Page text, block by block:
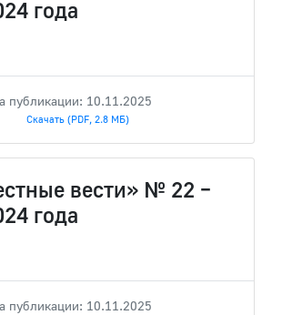
года
публикации: 10.11.2025
Скачать (PDF, 2.8 МБ)
вести» № 22 –
года
публикации: 10.11.2025